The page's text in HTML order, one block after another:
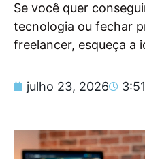
Se você quer
tecnologia ou fechar
freelancer, esqueça a
julho 23, 2026